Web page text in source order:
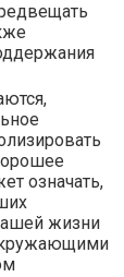
означать,
жизни